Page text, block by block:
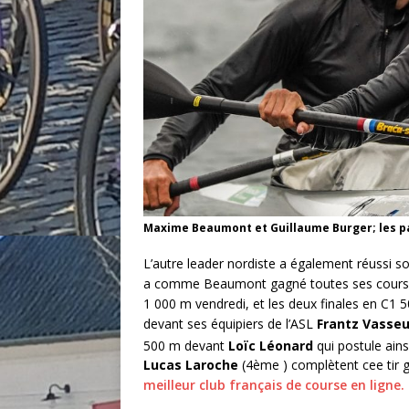
Maxime Beaumont et Guillaume Burger; les
L’autre leader nordiste a également réussi
a comme Beaumont gagné toutes ses
1 000 m vendredi, et les deux finales en C1
devant ses équipiers de l’ASL Frantz
500 m devant Loïc Léonard qui postule
Lucas Laroche (4ème ) complètent cee tir
meilleur club français de course en ligne.